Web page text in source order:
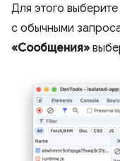
Для этого
с обычными
«Сообщения»